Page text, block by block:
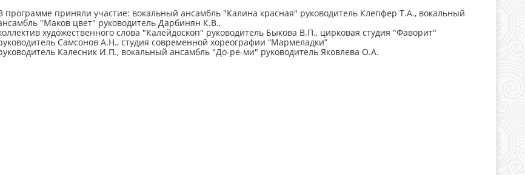
программе приняли участие: вокальный ансамбль "Калина красная" руководитель Клепфер Т.А., вокальный
"Маков цвет" руководитель Дарбинян К.В.,
художественного слова "Калейдоскоп" руководитель Быкова В.П., цирковая студия "Фаворит"
Самсонов А.Н., студия современной хореографии “Мармеладки”
Калесник И.П., вокальный ансамбль "До-ре-ми" руководитель Яковлева О.А.